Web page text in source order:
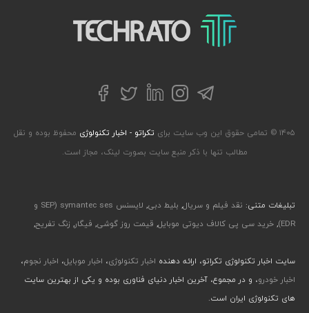
تکراتو – زندگی با تکنولوژی
تلگراماینستاگرام
لینکداینتوییترفیسبوک
۱۴۰۵ © تمامی حقوق این وب سایت برای تکراتو - اخبار تکنولوژی محفوظ بوده و نقل
مطالب تنها با ذکر منبع سایت بصورت لینک، مجاز است.
تبلیغات متنی: نقد فیلم و سریال, بلیط دبی,
لایسنس symantec ses (SEP و
EDR)
, خرید سی پی کالاف دیوتی موبایل, قیمت روز گوشی, فیگار, زنگ تفریح,
سایت اخبار تکنولوژی تکراتو، ارائه دهنده اخبار تکنولوژی، اخبار موبایل، اخبار نجوم،
اخبار خودرو، و در مجموع، آخرین اخبار دنیای فناوری بوده و یکی از بهترین سایت
های تکنولوژی ایران است.